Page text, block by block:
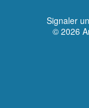
Signaler
© 2026